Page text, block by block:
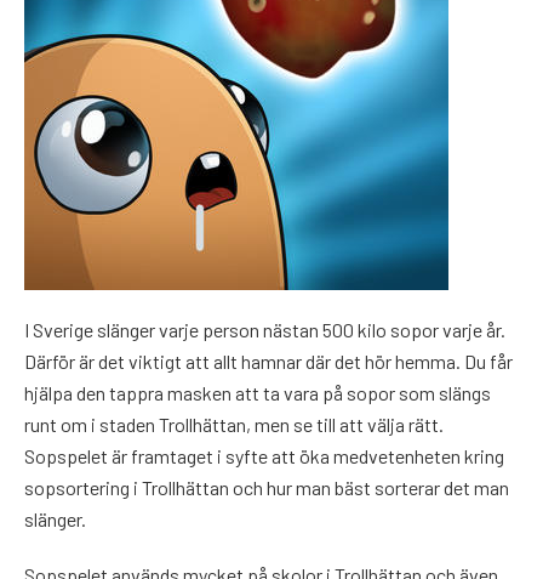
I Sverige slänger varje person nästan 500 kilo sopor varje år.
Därför är det viktigt att allt hamnar där det hör hemma. Du får
hjälpa den tappra masken att ta vara på sopor som slängs
runt om i staden Trollhättan, men se till att välja rätt.
Sopspelet är framtaget i syfte att öka medvetenheten kring
sopsortering i Trollhättan och hur man bäst sorterar det man
slänger.